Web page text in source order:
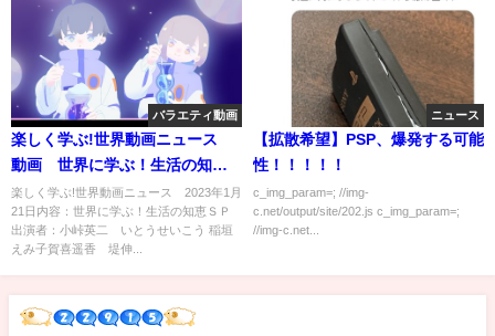
バラエティ動画
楽しく学ぶ!世界動画ニュース
動画 世界に学ぶ！生活の知恵
ＳＰ 1月21日
楽しく学ぶ!世界動画ニュース 2023年1月
21日内容：世界に学ぶ！生活の知恵ＳＰ
出演者：小峠英二 いとうせいこう 稲垣
えみ子賀喜遥香 堤伸...
ニュース
【拡散希望】PSP、爆発する可能
性！！！！！
c_img_param=; //img-
c.net/output/site/202.js c_img_param=;
//img-c.net...